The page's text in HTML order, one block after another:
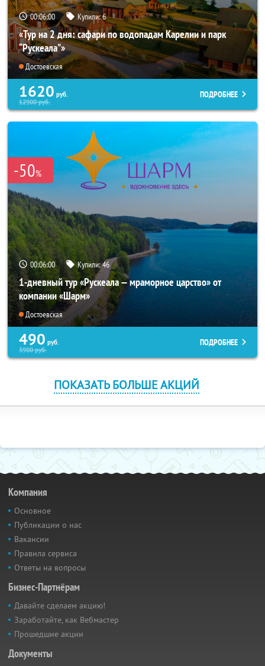
00:06:00 Купили:6
«Тур на 2 дня: сафари по водопадам Карелии и парк
“Рускеала"»
Достоевская
1620 руб.
12900руб.
ПОДРОБНЕЕ
-50%
00:06:00 Купили:46
1-дневный тур «Рускеала — мраморное царство» от
компании «Шарм»
Достоевская
490 руб.
3900руб.
ПОДРОБНЕЕ
ПОКАЗАТЬ БОЛЬШЕ АКЦИЙ
Компания
Основное
Публикации о нас
Вакансии
Правила сервиса
Ответы на вопросы
Бизнес-Партнёрам
Давайте сделаем акцию!
Заработайте, как Вебмастер
Прошедшие акции
Документы